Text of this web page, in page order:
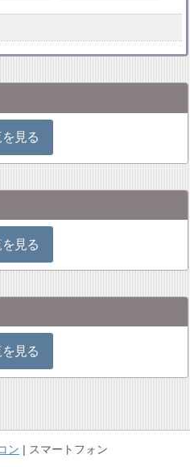
見る
見る
見る
ン スマートフォン